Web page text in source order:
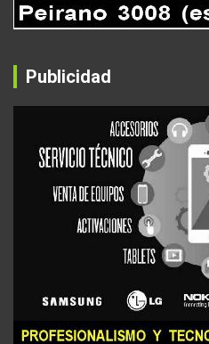
Publicidad